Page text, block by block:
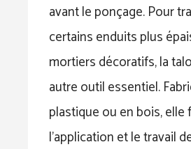
avant le ponçage. Pour
certains enduits plus
mortiers décoratifs, la
autre outil essentiel.
plastique ou en bois, elle
l’application et le travail